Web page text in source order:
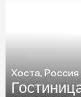
Хоста, Россия